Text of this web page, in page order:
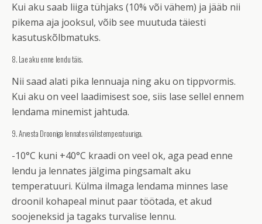
Kui aku saab liiga tühjaks (10% või vähem) ja jääb nii
pikema aja jooksul, võib see muutuda täiesti
kasutuskõlbmatuks.
8. Lae aku enne lendu täis.
Nii saad alati pika lennuaja ning aku on tippvormis.
Kui aku on veel laadimisest soe, siis lase sellel ennem
lendama minemist jahtuda.
9. Arvesta Drooniga lennates välistemperatuuriga.
-10°C kuni +40°C kraadi on veel ok, aga pead enne
lendu ja lennates jälgima pingsamalt aku
temperatuuri. Külma ilmaga lendama minnes lase
droonil kohapeal minut paar töötada, et akud
soojeneksid ja tagaks turvalise lennu.